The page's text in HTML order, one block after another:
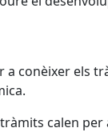
a conèixer els
calen per